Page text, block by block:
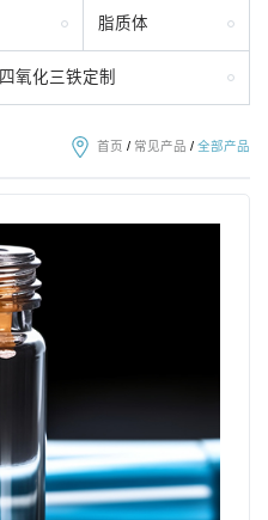
脂质体
四氧化三铁定制
首页 / 常见产品 / 全部产品